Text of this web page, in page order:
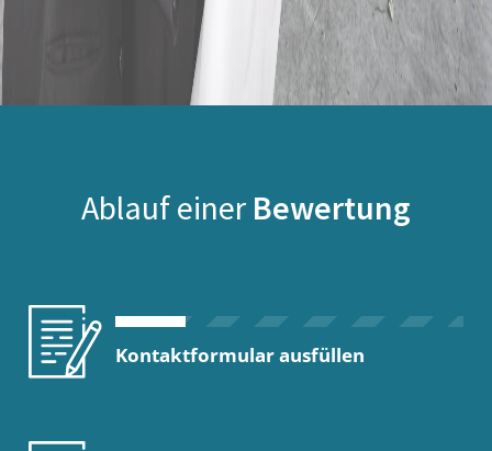
Ablauf einer Bewertung
Kontaktformular ausfüllen